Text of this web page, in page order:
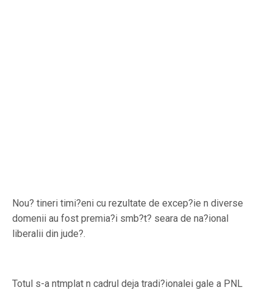
Nou? tineri timi?eni cu rezultate de excep?ie n diverse
domenii au fost premia?i smb?t? seara de na?ional
liberalii din jude?.
Totul s-a ntmplat n cadrul deja tradi?ionalei gale a PNL